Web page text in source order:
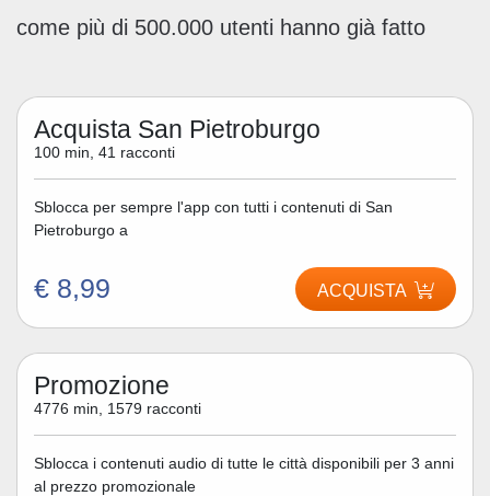
come più di 500.000 utenti hanno già fatto
Acquista San Pietroburgo
100 min, 41 racconti
Sblocca per sempre l'app con tutti i contenuti di San
Pietroburgo a
€ 8,99 ACQUISTA
Promozione
4776 min, 1579 racconti
Sblocca i contenuti audio di tutte le città disponibili per 3 anni
al prezzo promozionale